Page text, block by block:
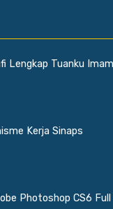
Lengkap Tuanku
Kerja Sinaps
Photoshop CS6 Full